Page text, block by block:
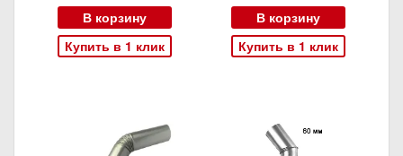
В корзину
Купить в 1 клик
В корзину
Купить в 1 клик